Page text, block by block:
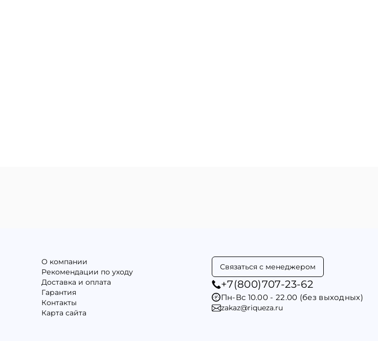
О компании
Рекомендации по уходу
Доставка и оплата
Гарантия
Контакты
Карта сайта
Связаться с менеджером
+7(800)707-23-62
Пн-Вс 10.00 - 22.00 (без выходных)
zakaz@riqueza.ru